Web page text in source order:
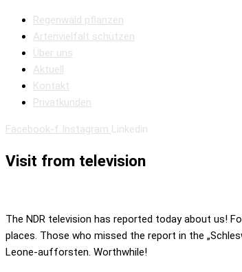
Regenwald pflanzen
Artenvielfalt schützen
Über uns
Aktuell
Kontakt
Privatkunden
Facebook-f Instagram Linkedin
Visit from television
The NDR television has reported today about us!
places. Those who missed the report in the
Leone-aufforsten. Worthwhile!